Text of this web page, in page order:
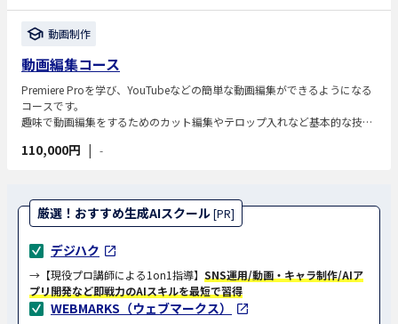
動画制作
動画編集コース
Premiere Proを学び、YouTubeなどの簡単な動画編集ができるようになる
コースです。
趣味で動画編集をするためのカット編集やテロップ入れなど基本的な技術
110,000円 | -
厳選！おすすめ生成AIスクール[PR]
デジハク
→【現役プロ講師による1on1指導】 SNS運用/動画・キャラ制作/AIア
プリ開発など即戦力のAIスキルを最短で習得
WEBMARKS（ウェブマークス）